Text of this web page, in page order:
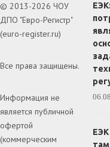
© 2013-2026 ЧОУ
ДПО "Евро-Регистр"
(euro-register.ru)
Все права защищены.
Информация не
является публичной
офертой
(коммерческим